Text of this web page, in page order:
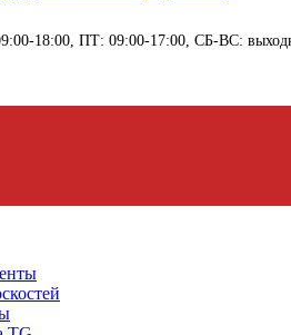
-18:00 , ПТ: 09:00-17:00 , СБ-ВС: